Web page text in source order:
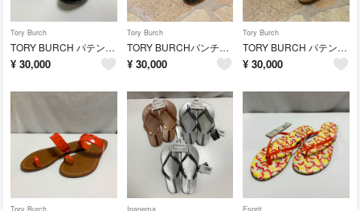
Tory Burch
TORY BURCH パテントレザー リボンシューズ サイズUS6
¥ 30,000
Tory Burch
TORY BURCHパンチングレザー フラットシューズ レディース ブラック
¥ 30,000
Tory Burch
TORY BURCH パテントレザー フラットシューズ レディースUS8
¥ 30,000